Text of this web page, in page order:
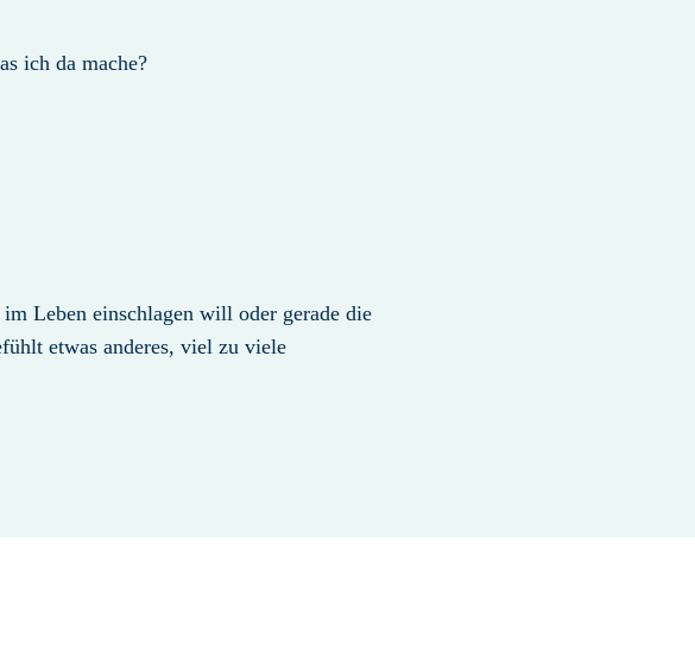
ich da mache?
Leben einschlagen will oder gerade die
etwas anderes, viel zu viele